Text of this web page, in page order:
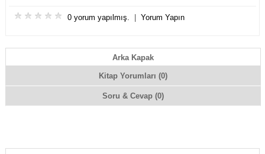
0 yorum yapılmış. Yorum Yapın
Arka Kapak
Kitap Yorumları (0)
Soru & Cevap (0)